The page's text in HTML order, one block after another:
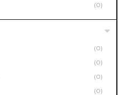
(0)
(0)
(0)
(0)
(0)